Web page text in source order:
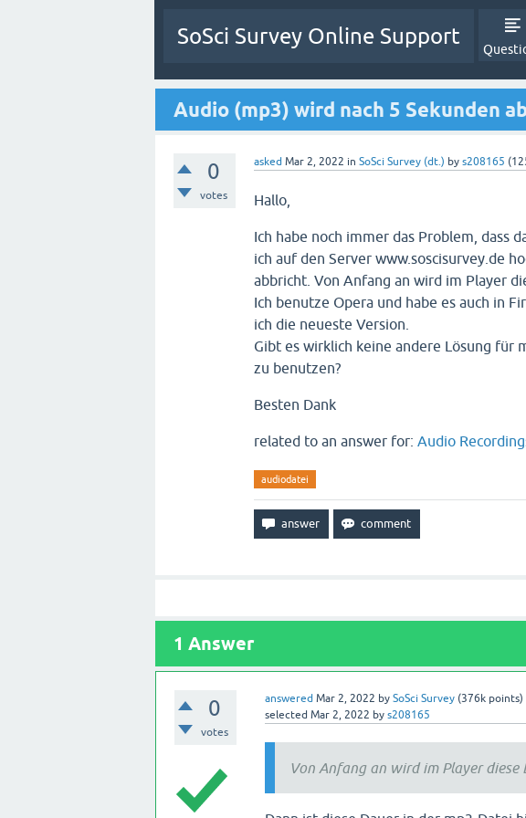
SoSci Survey Online Support
Audio (mp3) wird nach 5 Sekunden
0
votes
asked Mar 2, 2022 in SoSci Survey (dt.) by s208165 (
Hallo,
Ich habe noch immer das Problem, dass
ich auf den Server www.soscisurvey.de
abbricht. Von Anfang an wird im Player
Ich benutze Opera und habe es auch in
ich die neueste Version.
Gibt es wirklich keine andere Lösung für
zu benutzen?
Besten Dank
related to an answer for: Audio
audiodatei
1 Answer
0
votes
answered Mar 2, 2022 by SoSci Survey (376kpoints)
selected Mar 2, 2022 by s208165
Von Anfang an wird im Player diese